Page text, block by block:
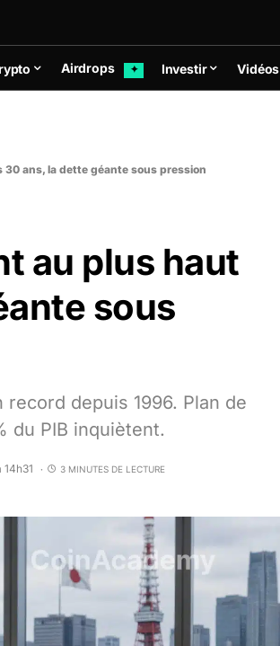
Airdrops ✦ Investir Vidéos
ans, la dette géante sous pression
au plus haut
sous
depuis 1996. Plan de
du PIB inquiètent.
3 MINUTES DE LECTURE